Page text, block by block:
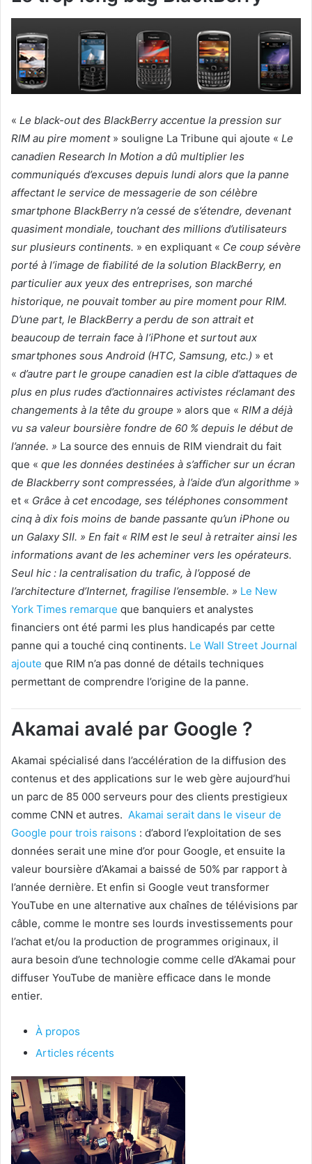
« Le black-out des BlackBerry accentue la pression sur
RIM au pire moment» souligne La Tribune qui ajoute « Le
canadien Research In Motion a dû multiplier les
communiqués d’excuses depuis lundi alors que la panne
affectant le service de messagerie de son célèbre
smartphone BlackBerry n’a cessé de s’étendre, devenant
quasiment mondiale, touchant des millions d’utilisateurs
sur plusieurs continents. » en expliquant « Ce coup sévère
porté à l’image de fiabilité de la solution BlackBerry, en
particulier aux yeux des entreprises, son marché
historique, ne pouvait tomber au pire moment pour RIM.
D’une part, le BlackBerry a perdu de son attrait et
beaucoup de terrain face à l’iPhone et surtout aux
smartphones sous Android (HTC, Samsung, etc.) » et
« d’autre part le groupe canadien est la cible d’attaques de
plus en plus rudes d’actionnaires activistes réclamant des
changements à la tête du groupe » alors que « RIM a déjà
vu sa valeur boursière fondre de 60 % depuis le début de
l’année. » La source des ennuis de RIM viendrait du fait
que « que les données destinées à s’afficher sur un écran
de Blackberry sont compressées, à l’aide d’un algorithme »
et « Grâce à cet encodage, ses téléphones consomment
cinq à dix fois moins de bande passante qu’un iPhone ou
un Galaxy SII. » En fait « RIM est le seul à retraiter ainsi les
informations avant de les acheminer vers les opérateurs.
Seul hic : la centralisation du trafic, à l’opposé de
l’architecture d’Internet, fragilise l’ensemble. » Le New
York Times remarque que banquiers et analystes
financiers ont été parmi les plus handicapés par cette
panne qui a touché cinq continents. Le Wall Street Journal
ajoute que RIM n’a pas donné de détails techniques
permettant de comprendre l’origine de la panne.
Akamai avalé par Google ?
Akamai spécialisé dans l’accélération de la diffusion des
contenus et des applications sur le web gère aujourd’hui
un parc de 85 000 serveurs pour des clients prestigieux
comme CNN et autres. Akamai serait dans le viseur de
Google pour trois raisons : d’abord l’exploitation de ses
données serait une mine d’or pour Google, et ensuite la
valeur boursière d’Akamai a baissé de 50% par rapport à
l’année dernière. Et enfin si Google veut transformer
YouTube en une alternative aux chaînes de télévisions par
câble, comme le montre ses lourds investissements pour
l’achat et/ou la production de programmes originaux, il
aura besoin d’une technologie comme celle d’Akamai pour
diffuser YouTube de manière efficace dans le monde
entier.
À propos
Articles récents